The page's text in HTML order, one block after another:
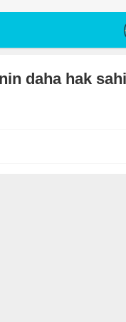
daha hak